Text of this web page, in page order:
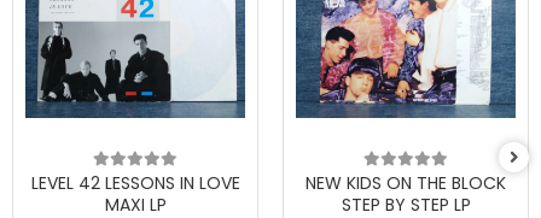
LEVEL 42 LESSONS IN LOVE
MAXI LP
NEW KIDS ON THE BLOCK
STEP BY STEP LP